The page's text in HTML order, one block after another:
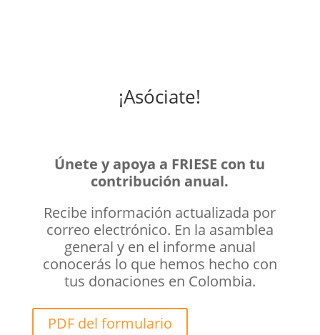
¡Asóciate!
Únete y apoya a FRIESE con tu
contribución anual.
Recibe información actualizada por
correo electrónico. En la asamblea
general y en el informe anual
conocerás lo que hemos hecho con
tus donaciones en Colombia.
PDF del formulario